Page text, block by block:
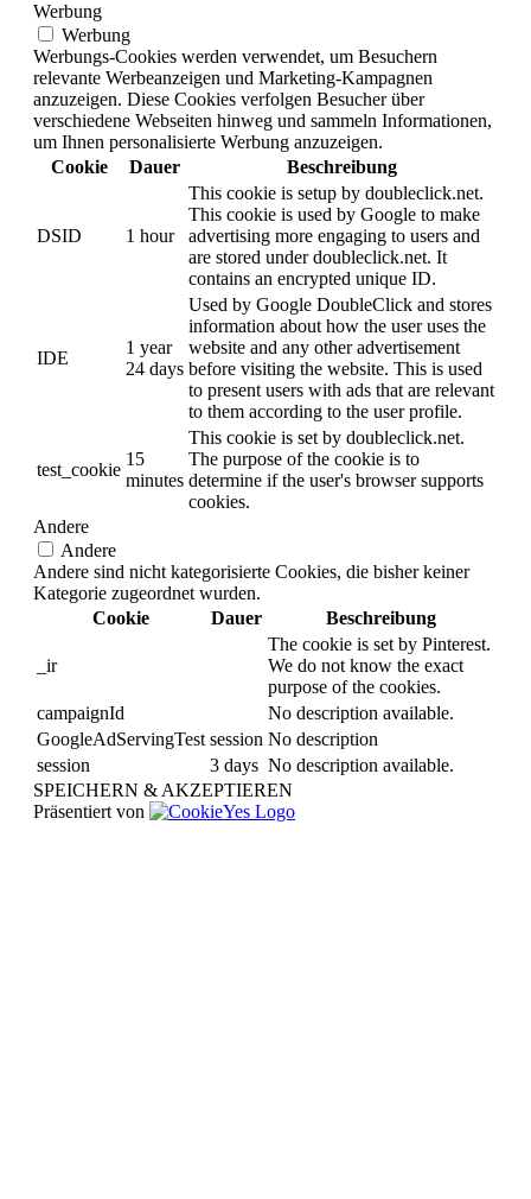
Werbung
Werbung
Werbungs-Cookies werden verwendet, um Besuchern
relevante Werbeanzeigen und Marketing-Kampagnen
anzuzeigen. Diese Cookies verfolgen Besucher über
verschiedene Webseiten hinweg und sammeln Informationen,
um Ihnen personalisierte Werbung anzuzeigen.
Cookie
Dauer Beschreibung
DSID 1 hour
This cookie is setup by doubleclick.net.
This cookie is used by Google to make
advertising more engaging to users and
are stored under doubleclick.net. It
contains an encrypted unique ID.
IDE
1 year
24 days
Used by Google DoubleClick and stores
information about how the user uses the
website and any other advertisement
before visiting the website. This is used
to present users with ads that are relevant
to them according to the user profile.
test_cookie
15
minutes
This cookie is set by doubleclick.net.
The purpose of the cookie is to
determine if the user's browser supports
cookies.
Andere
Andere
Andere sind nicht kategorisierte Cookies, die bisher keiner
Kategorie zugeordnet wurden.
Cookie
Dauer Beschreibung
_ir
The cookie is set by Pinterest.
We do not know the exact
purpose of the cookies.
campaignId
No description available.
GoogleAdServingTest session No description
session
3 days No description available.
SPEICHERN & AKZEPTIEREN
Präsentiert von